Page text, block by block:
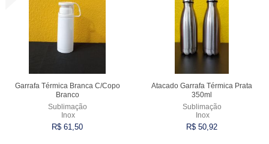
Garrafa Térmica Branca C/Copo
Branco
Sublimação
Inox
R$ 61,50
Atacado Garrafa Térmica Prata
350ml
Sublimação
Inox
R$ 50,92